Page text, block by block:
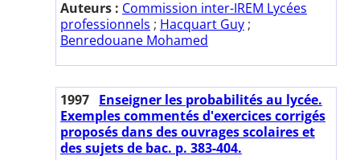
Auteurs : Commission inter-IREM Lycées
professionnels ; Hacquart Guy ;
Benredouane Mohamed
1997 Enseigner les probabilités au lycée.
Exemples commentés d'exercices corrigés
proposés dans des ouvrages scolaires et
des sujets de bac. p. 383-404.